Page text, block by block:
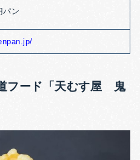
パン
フード「天むす屋 鬼